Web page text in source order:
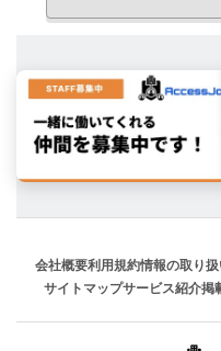
会社概要利用規約情報の取り
サイトマップサービス紹介掲